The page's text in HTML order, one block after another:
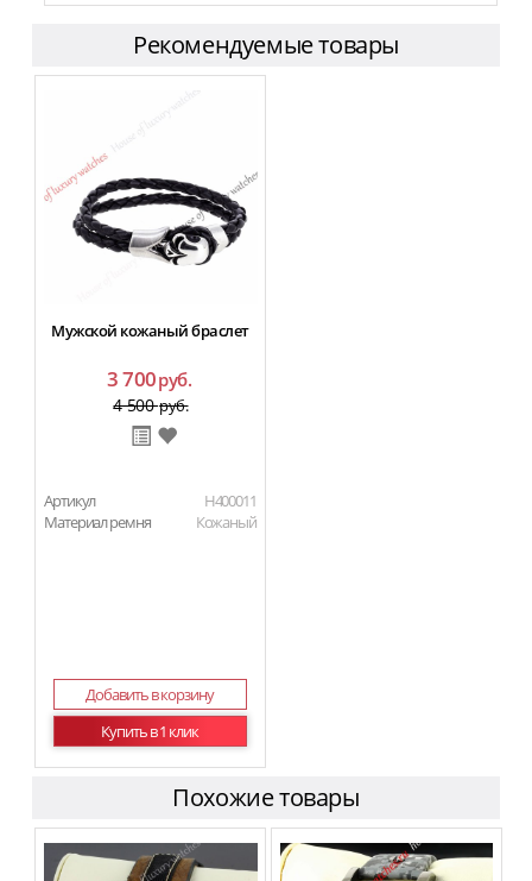
Рекомендуемые товары
Мужской кожаный браслет
3 700руб.
4 500руб.
Артикул
H400011
Материал ремня
Кожаный
Добавить в корзину
Купить в 1 клик
Похожие товары